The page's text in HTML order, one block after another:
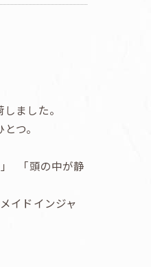
ました。
つ。
「頭の中が静
イドインジャ